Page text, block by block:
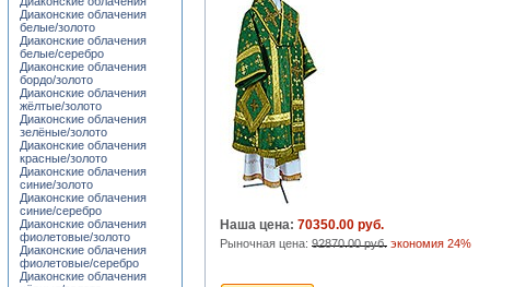
Наша цена: 70350.00 руб.
Рыночная цена: 92870.00 руб. экономия 24%
Диаконские облачения
белые/золото
Диаконские облачения
белые/серебро
Диаконские облачения
бордо/золото
Диаконские облачения
жёлтые/золото
Диаконские облачения
зелёные/золото
Диаконские облачения
красные/золото
Диаконские облачения
синие/золото
Диаконские облачения
синие/серебро
Диаконские облачения
фиолетовые/золото
Диаконские облачения
фиолетовые/серебро
Диаконские облачения